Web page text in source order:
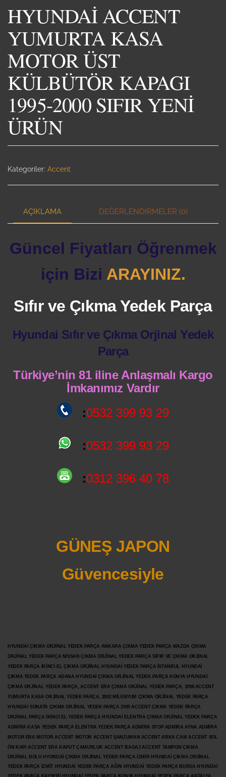
HYUNDAİ ACCENT
YUMURTA KASA
MOTOR ÜST
KÜLBÜTÖR KAPAGI
1995-2000 SIFIR YENİ
ÜRÜN
Kategoriler: Accent
AÇIKLAMA DEĞERLENDIRMELER (0)
Güncel Fiyatları Öğrenmek
için Bizi ARAYINIZ.
Sıfır ve Çıkma Yedek Parça
Hyundai Sıfır ve Çıkma Orjinal Yedek
Parça
Türkiye’nin 81 iline Anlaşmalı Kargo
İmkanımız Vardır
:0532 399 93 29
:0532 399 93 29
:0312 396 40 78
GÜNEŞ JAPON
Güvencesiyle
HYUNDAİ ÇIKMA ORJİNAL YEDEK PARÇA ANKARA ÇIKMA YEDEK PARÇA MAZDA ÇIKMA
ORJİNAL YEDEK PARÇA NİSSAN ÇIKMA ORJİNAL YEDEK PARÇA SIFIR VE ÇIKMA ORJİNAL
YEDEK PARÇA İKİNCİ EL ÇIKMA ORJİNAL HYUNDAİ YEDEK PARÇA İSTANBUL HYUNDAİ
ÇIKMA YEDEK PARÇA ADANA HYUNDAİ ÇIKMA ORJİNAL YEDEK PARÇA KONYA HYUNDAİ
ÇIKMA ORJİNAL YEDEK PARÇA, ACCENT ERA ÇIKMA ORJİNAL YEDEK PARÇA, 1998 ACCENT
YUMURTA KASA ORJİNAL YEDEK PARÇA, 2002 MİLENYUM ÇIKMA ORJİNAL YEDEK PARÇA
HYUNDAİ SONATA ÇIKMA ORJİNAL YEDEK PARÇA 2005 ACCENT ÇIKMA YEDEK PARÇA
ORJİNAL PARÇA İKİNCİ EL YEDEK PARÇA HYUNDAİ ELENTRA ÇIKMA ORJİNAL YEDEK PARÇA
ADMİRA KASA YEDEK PARÇA ELENTRA YEDEK PARÇA ADMİRA STOP ADMİRA AYNA ADMİRA
MOTOR ERA MOTOR ACCENT MOTOR ACCENT ŞANZUMAN ACCENT ARKA CAM ACCENT SOL
ÖN KAPI ACCENT ERA KAPUT ÇAMURLUK ACCENT BAGAJ ACCENT TAMPON ÇIKMA
ORJİNAL BOLU HYUNDAİ ÇIKMA ORJİNAL YEDEK PARÇA İZMİR HYUNDAİ ÇIKMA ORJİNAL
YEDEK PARÇA İZMİT HYUNDAİ YEDEK PARÇA AĞRI HYUNDAİ YEDEK PARÇA BURSA HYUNDAİ